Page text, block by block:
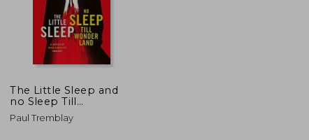
The Little Sleep and
no Sleep Till
Wonderland Omnibus
(en Inglés)
Paul Tremblay